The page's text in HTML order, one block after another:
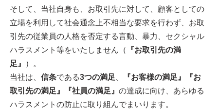
そして、当社自身も、お取引先に対して、顧客としての
立場を利用して社会通念上不相当な要求を行わず、お取
引先の従業員の人格を否定する言動、暴力、セクシャル
ハラスメント等をいたしません（
『お取引先の満
足』
）。
当社は、 信条である3つの満足
『お客様の満足』『お
取引先の満足』『社員の満足』 の達成に向け、あらゆる
ハラスメントの防止に取り組んでまいります。